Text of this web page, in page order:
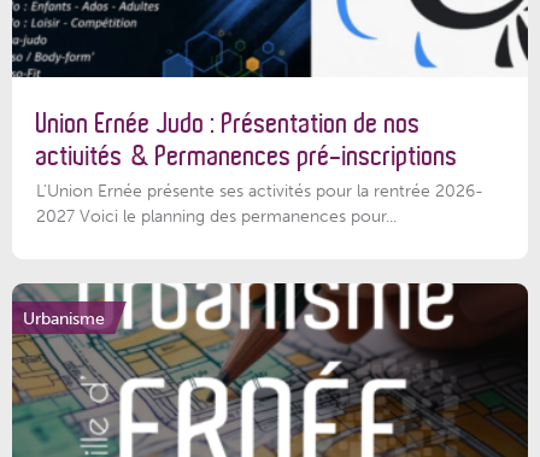
Union Ernée Judo : Présentation de nos
activités & Permanences pré-inscriptions
L'Union Ernée présente ses activités pour la rentrée 2026-
2027 Voici le planning des permanences pour...
Urbanisme